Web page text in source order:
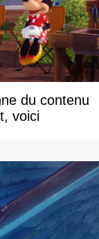
du contenu
voici